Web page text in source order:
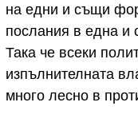
на едни и същи
послания в една и
Така че всеки
изпълнителната
много лесно в